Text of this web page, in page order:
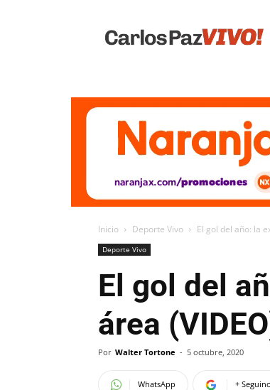
Vivo
Inicio Deporte Vivo El gol del año: la
Deporte Vivo
El gol del
área
Por Walter Tortone - 5 octubre, 2020
WhatsApp +